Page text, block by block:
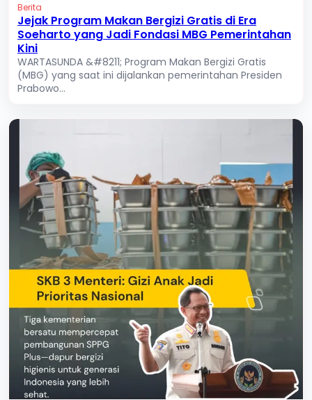
Berita
Jejak Program Makan Bergizi Gratis di Era
Soeharto yang Jadi Fondasi MBG Pemerintahan
Kini
WARTASUNDA &#8211; Program Makan Bergizi Gratis
(MBG) yang saat ini dijalankan pemerintahan Presiden
Prabowo...